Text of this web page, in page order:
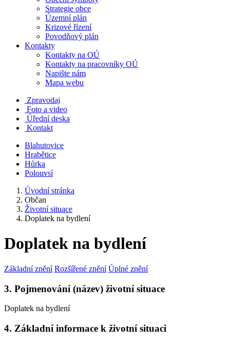
Strategie obce
Územní plán
Krizové řízení
Povodňový plán
Kontakty
Kontakty na OÚ
Kontakty na pracovníky OÚ
Napište nám
Mapa webu
Zpravodaj
Foto a video
Úřední deska
Kontakt
Blahutovice
Hrabětice
Hůrka
Polouvsí
Úvodní stránka
Občan
Životní situace
Doplatek na bydlení
Doplatek na bydlení
Základní znění Rozšířené znění Úplné znění
3. Pojmenování (název) životní situace
Doplatek na bydlení
4. Základní informace k životní situaci